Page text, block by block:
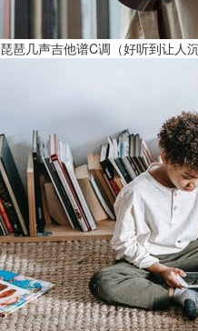
琵琶几声吉他谱C调（好听到让人